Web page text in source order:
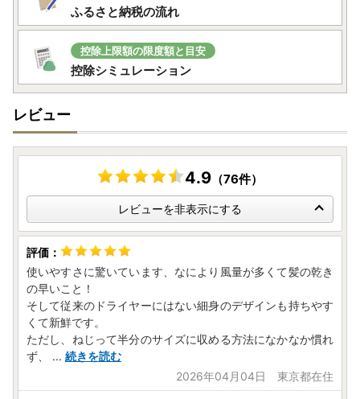
ふるさと納税の流れ
控除上限額の限度額と目安
控除シミュレーション
レビュー
4.9 （76件）
レビューを非表示にする
使いやすさに驚いています、なにより風量が多くて髪の乾き
の早いこと！
そして従来のドライヤーにはない細身のデザインも持ちやす
くて新鮮です。
ただし、ねじって半分のサイズに収める方法になかなか慣れ
ず、
... 続きを読む
2026年04月04日 東京都在住